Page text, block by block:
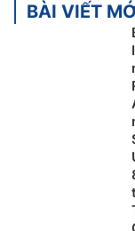
BÀI VIẾT